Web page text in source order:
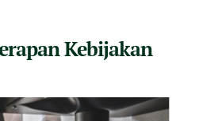
Kebijakan